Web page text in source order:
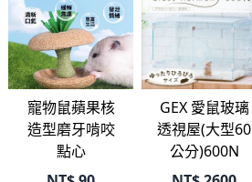
寵物鼠蘋果核
造型磨牙啃咬
點心
GEX 愛鼠玻璃
透視屋(大型60
公分)600N